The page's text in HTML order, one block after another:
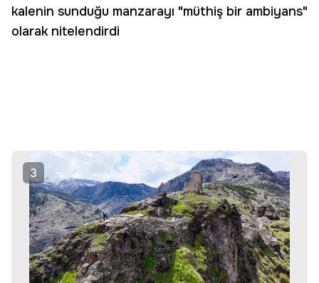
kalenin sunduğu manzarayı "müthiş bir ambiyans"
olarak nitelendirdi
3